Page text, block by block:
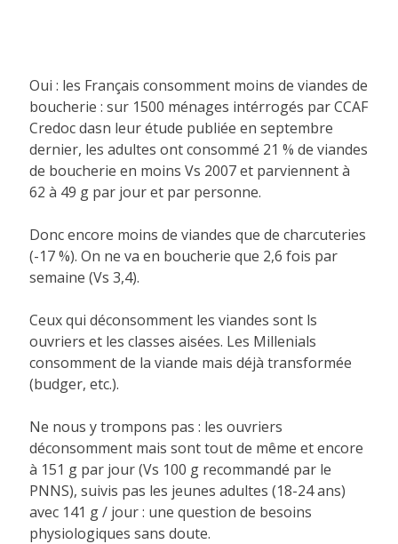
Oui : les Français consomment moins de viandes de
boucherie : sur 1500 ménages intérrogés par CCAF
Credoc dasn leur étude publiée en septembre
dernier, les adultes ont consommé 21 % de viandes
de boucherie en moins Vs 2007 et parviennent à
62 à 49 g par jour et par personne.
Donc encore moins de viandes que de charcuteries
(-17 %). On ne va en boucherie que 2,6 fois par
semaine (Vs 3,4).
Ceux qui déconsomment les viandes sont ls
ouvriers et les classes aisées. Les Millenials
consomment de la viande mais déjà transformée
(budger, etc.).
Ne nous y trompons pas : les ouvriers
déconsomment mais sont tout de même et encore
à 151 g par jour (Vs 100 g recommandé par le
PNNS), suivis pas les jeunes adultes (18-24 ans)
avec 141 g / jour : une question de besoins
physiologiques sans doute.